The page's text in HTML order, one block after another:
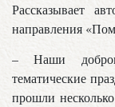
Рассказывает
направления
– Наши
тематические
прошли